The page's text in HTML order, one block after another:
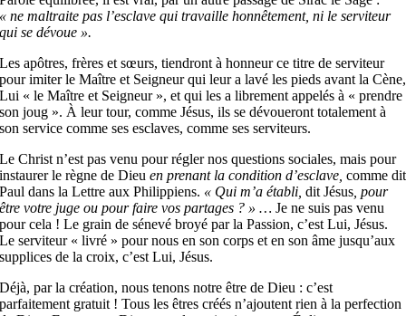
« ne maltraite pas l’esclave qui travaille honnêtement, ni le serviteur
qui se dévoue ».
Les apôtres, frères et sœurs, tiendront à honneur ce titre de serviteur
pour imiter le Maître et Seigneur qui leur a lavé les pieds avant la Cène,
Lui « le Maître et Seigneur », et qui les a librement appelés à « prendre
son joug ». À leur tour, comme Jésus, ils se dévoueront totalement à
son service comme ses esclaves, comme ses serviteurs.
Le Christ n’est pas venu pour régler nos questions sociales, mais pour
instaurer le règne de Dieuen prenant la condition d’esclave, comme dit
Paul dans la Lettre aux Philippiens. « Qui m’a établi,dit Jésus , pour
être votre juge ou pour faire vos partages ? » … Je ne suis pas venu
pour cela ! Le grain de sénevé broyé par la Passion, c’est Lui, Jésus.
Le serviteur « livré » pour nous en son corps et en son âme jusqu’aux
supplices de la croix, c’est Lui, Jésus.
Déjà, par la création, nous tenons notre être de Dieu : c’est
parfaitement gratuit ! Tous les êtres créés n’ajoutent rien à la perfection